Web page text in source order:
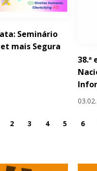
Seminário
mais Segura
38.ª
2 3 4 5 6